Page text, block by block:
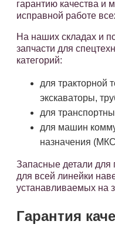
гарантию качества и
исправной работе
На наших складах и
запчасти для
категорий:
для тракторной
экскаваторы,
для
для машин
назначения
Запасные детали для
для всей линейки
устанавливаемых на
Гарантия